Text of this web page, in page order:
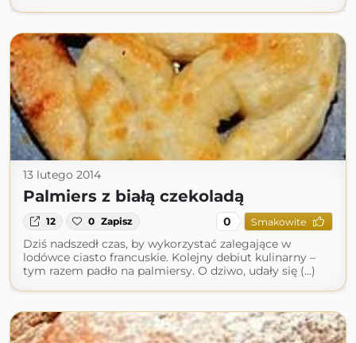
13 lutego 2014
Palmiers z białą czekoladą
12 0 Zapisz 0 Smakowite
Dziś nadszedł czas, by wykorzystać zalegające w
lodówce ciasto francuskie. Kolejny debiut kulinarny –
tym razem padło na palmiersy. O dziwo, udały się (...)